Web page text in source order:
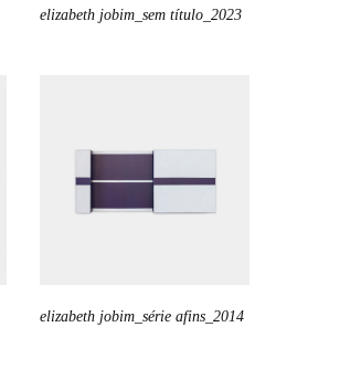
elizabeth jobim_sem título_2023
elizabeth jobim_série afins_2014